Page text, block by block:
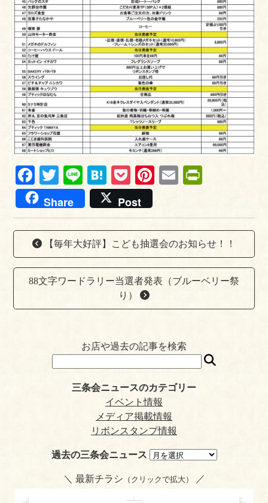
Fa
ce
bo
ok
T
wi
tte
r
Li
ne
H
at
en
a
P
oc
ke
t
Pi
er
es
t
E
ail tF
ri
en
dl
y
Share Post
【毎年大好評】こども抽選会のお知らせ！！
88文字ワードラリー当選者発表（ブルーベリー祭
り）
お店や過去の記事を検索
三条会ニュースのカテゴリー
イベント情報
メディア掲載情報
リボンスタンプ情報
過去の三条会ニュース
＼ 最新チラシ （クリックで拡大） ／